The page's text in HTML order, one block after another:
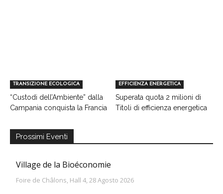
TRANSIZIONE ECOLOGICA
“Custodi dell’Ambiente” dalla
Campania conquista la Francia
EFFICIENZA ENERGETICA
Superata quota 2 milioni di
Titoli di efficienza energetica
Prossimi Eventi
Village de la Bioéconomie
Foire de Châlons, Hall 4, 28 Agosto 2026